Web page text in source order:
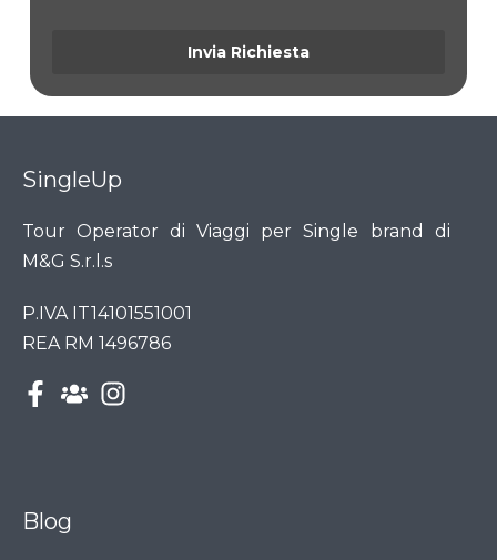
Invia Richiesta
SingleUp
Tour Operator di Viaggi per Single brand di
M&G S.r.l.s
P.IVA IT14101551001
REA RM 1496786
Blog